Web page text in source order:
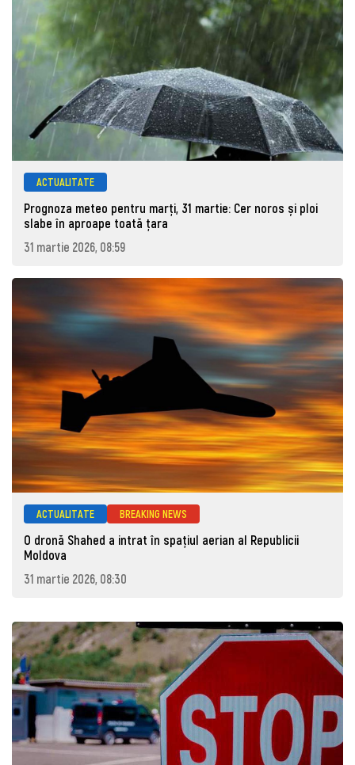
ACTUALITATE
Prognoza meteo pentru marţi, 31 martie: Cer noros și ploi
slabe în aproape toată țara
31 martie 2026, 08:59
ACTUALITATE BREAKING NEWS
O dronă Shahed a intrat în spațiul aerian al Republicii
Moldova
31 martie 2026, 08:30